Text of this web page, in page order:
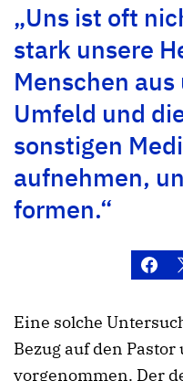
„Uns ist oft
stark unsere
Menschen
Umfeld und
sonstigen
aufnehmen,
formen.“
Eine solche
Bezug auf den
vorgenommen. Der